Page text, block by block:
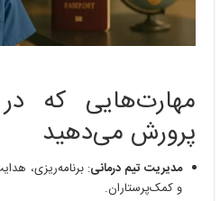
مهارت‌هایی که
پرورش می‌دهید
مدیریت تیم درمانی: برنامه‌ریزی،
و کمک‌پرستاران.